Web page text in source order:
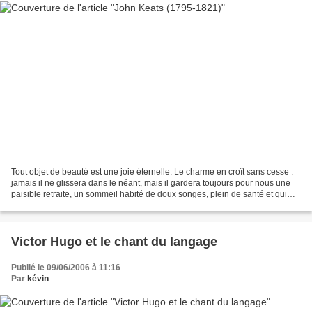
Tout objet de beauté est une joie éternelle. Le charme en croît sans cesse :
jamais il ne glissera dans le néant, mais il gardera toujours pour nous une
paisible retraite, un sommeil habité de doux songes, plein de santé et qui
Victor Hugo et le chant du langage
Publié le 09/06/2006 à 11:16
Par kévin